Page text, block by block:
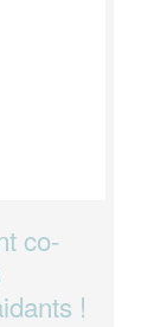
co-
!